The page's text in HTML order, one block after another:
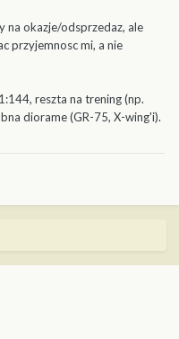
na okazje/odsprzedaz, ale
przyjemnosc mi, a nie
reszta na trening (np.
diorame (GR-75, X-wing'i).